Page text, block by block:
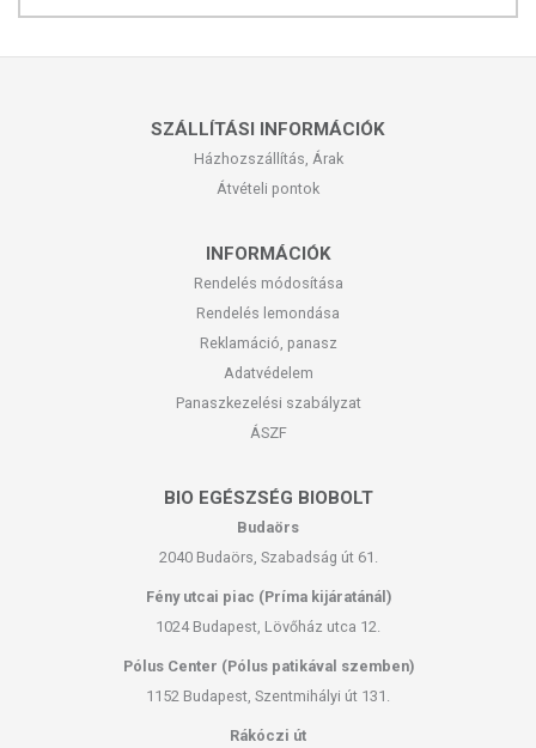
SZÁLLÍTÁSI INFORMÁCIÓK
Házhozszállítás, Árak
Átvételi pontok
INFORMÁCIÓK
Rendelés módosítása
Rendelés lemondása
Reklamáció, panasz
Adatvédelem
Panaszkezelési szabályzat
ÁSZF
BIO EGÉSZSÉG BIOBOLT
Budaörs
2040 Budaörs, Szabadság út 61.
Fény utcai piac (Príma kijáratánál)
1024 Budapest, Lövőház utca 12.
Pólus Center (Pólus patikával szemben)
1152 Budapest, Szentmihályi út 131.
Rákóczi út